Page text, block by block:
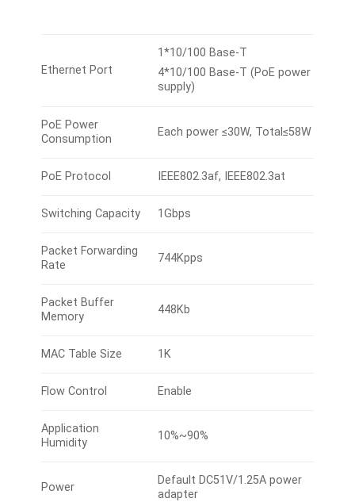
Ethernet Port
1*10/100 Base-T
4*10/100 Base-T (PoE power
supply)
PoE Power
Consumption
Each power ≤30W, Total≤58W
PoE Protocol IEEE802.3af, IEEE802.3at
Switching Capacity 1Gbps
Packet Forwarding
Rate
744Kpps
Packet Buffer
Memory
448Kb
MAC Table Size 1K
Flow Control Enable
Application
Humidity
10%~90%
Power
Default DC51V/1.25A power
adapter